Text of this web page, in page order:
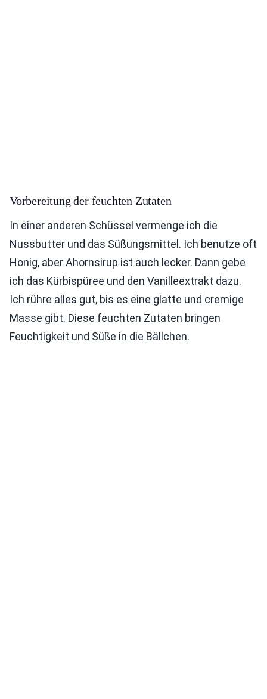
Vorbereitung der feuchten Zutaten
In einer anderen Schüssel vermenge ich die
Nussbutter und das Süßungsmittel. Ich benutze oft
Honig, aber Ahornsirup ist auch lecker. Dann gebe
ich das Kürbispüree und den Vanilleextrakt dazu.
Ich rühre alles gut, bis es eine glatte und cremige
Masse gibt. Diese feuchten Zutaten bringen
Feuchtigkeit und Süße in die Bällchen.